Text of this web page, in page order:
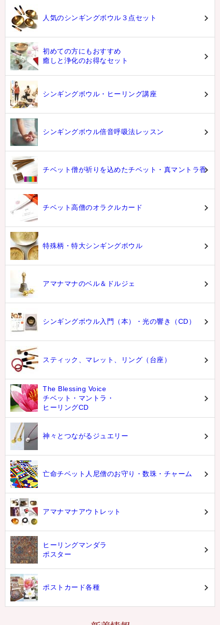
人気のシンギングボウル３点セット
初めての方にもおすすめ
癒しと浄化のお得なセット
シンギングボウル・ヒーリング講座
シンギングボウル倍音呼吸法レッスン
チベット僧が祈りを込めたチベット・真マントラ香
チベット高僧のオラクルカード
特殊柄・特大シンギングボウル
アマナマナのベル＆ドルジェ
シンギングボウル入門（本）・光の響き（CD）
スティック、マレット、リング（台座）
The Blessing Voice
チベット・マントラ・
ヒーリングCD
神々とつながるジュエリー
亡命チベット人尼僧のお守り・数珠・チャーム
アマナマナアウトレット
ヒーリングマンダラ
ポスター
ポストカード各種